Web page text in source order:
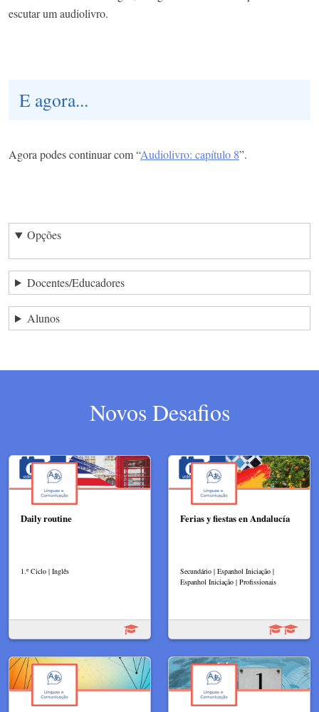
escutar um audiolivro.
E agora...
Agora podes continuar com “Audiolivro: capítulo 8”.
Opções
Docentes/Educadores
Alunos
Novos Desafios
Daily routine
1.º Ciclo | Inglês
Ferias y fiestas en Andalucía
Secundário | Espanhol Iniciação |
Espanhol Iniciação | Profissionais